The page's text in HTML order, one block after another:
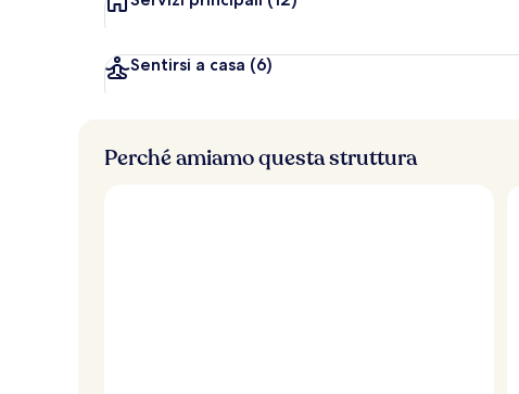
Sentirsi a casa (6)
Perché amiamo questa struttura